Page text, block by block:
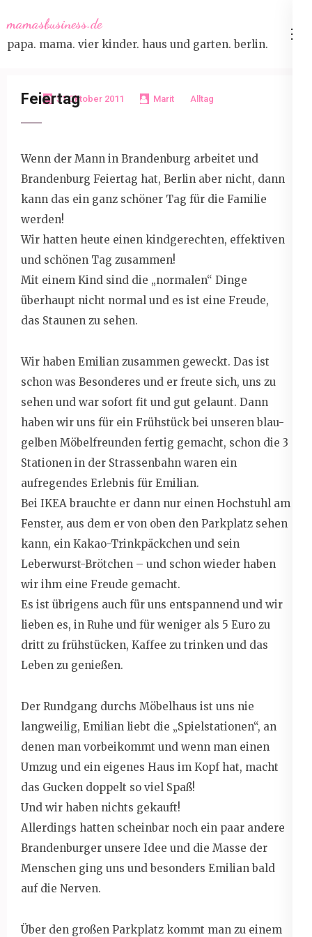
to
content
Enter)
mamasbusiness.de
papa. mama. vier kinder. haus und garten. berlin.
31 Oktober 2011 Marit Alltag
Feiertag
Wenn der Mann in Brandenburg arbeitet und
Brandenburg Feiertag hat, Berlin aber nicht, dann
kann das ein ganz schöner Tag für die Familie
werden!
Wir hatten heute einen kindgerechten, effektiven
und schönen Tag zusammen!
Mit einem Kind sind die „normalen“ Dinge
überhaupt nicht normal und es ist eine Freude,
das Staunen zu sehen.
Wir haben Emilian zusammen geweckt. Das ist
schon was Besonderes und er freute sich, uns zu
sehen und war sofort fit und gut gelaunt. Dann
haben wir uns für ein Frühstück bei unseren blau-
gelben Möbelfreunden fertig gemacht, schon die 3
Stationen in der Strassenbahn waren ein
aufregendes Erlebnis für Emilian.
Bei IKEA brauchte er dann nur einen Hochstuhl am
Fenster, aus dem er von oben den Parkplatz sehen
kann, ein Kakao-Trinkpäckchen und sein
Leberwurst-Brötchen – und schon wieder haben
wir ihm eine Freude gemacht.
Es ist übrigens auch für uns entspannend und wir
lieben es, in Ruhe und für weniger als 5 Euro zu
dritt zu frühstücken, Kaffee zu trinken und das
Leben zu genießen.
Der Rundgang durchs Möbelhaus ist uns nie
langweilig, Emilian liebt die „Spielstationen“, an
denen man vorbeikommt und wenn man einen
Umzug und ein eigenes Haus im Kopf hat, macht
das Gucken doppelt so viel Spaß!
Und wir haben nichts gekauft!
Allerdings hatten scheinbar noch ein paar andere
Brandenburger unsere Idee und die Masse der
Menschen ging uns und besonders Emilian bald
auf die Nerven.
Über den großen Parkplatz kommt man zu einem